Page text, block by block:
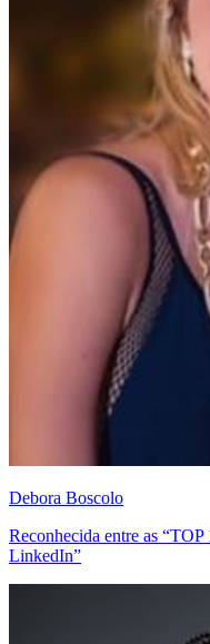
Debora Boscolo
Reconhecida entre as
LinkedIn”